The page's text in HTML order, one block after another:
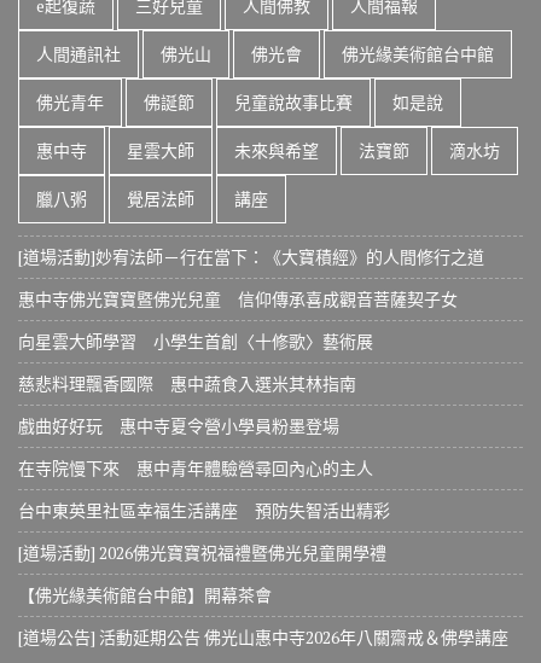
e起復蔬 三好兒童 人間佛教 人間福報
人間通訊社 佛光山 佛光會 佛光緣美術館台中館
佛光青年 佛誕節 兒童說故事比賽 如是說
惠中寺 星雲大師 未來與希望 法寶節 滴水坊
臘八粥 覺居法師 講座
[道場活動]妙宥法師－行在當下：《大寶積經》的人間修行之道
惠中寺佛光寶寶暨佛光兒童 信仰傳承喜成觀音菩薩契子女
向星雲大師學習 小學生首創〈十修歌〉藝術展
慈悲料理飄香國際 惠中蔬食入選米其林指南
戲曲好好玩 惠中寺夏令營小學員粉墨登場
在寺院慢下來 惠中青年體驗營尋回內心的主人
台中東英里社區幸福生活講座 預防失智活出精彩
[道場活動] 2026佛光寶寶祝福禮暨佛光兒童開學禮
【佛光緣美術館台中館】開幕茶會
[道場公告] 活動延期公告 佛光山惠中寺2026年八關齋戒＆佛學講座